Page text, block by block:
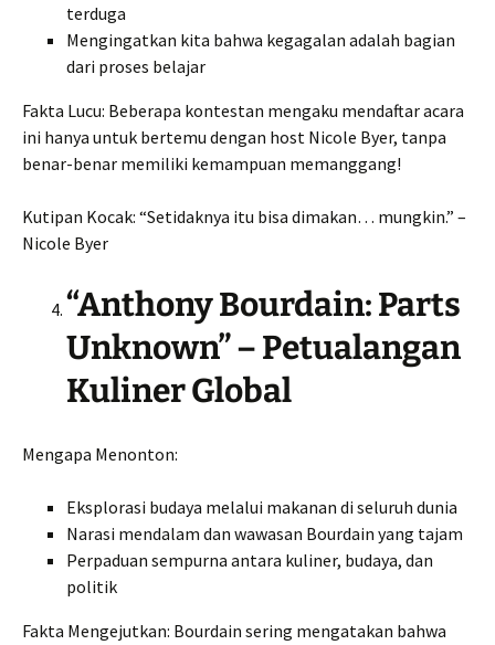
terduga
Mengingatkan kita bahwa kegagalan adalah bagian
dari proses belajar
Fakta Lucu: Beberapa kontestan mengaku mendaftar acara
ini hanya untuk bertemu dengan host Nicole Byer, tanpa
benar-benar memiliki kemampuan memanggang!
Kutipan Kocak: “Setidaknya itu bisa dimakan… mungkin.” –
Nicole Byer
“Anthony Bourdain: Parts
Unknown” – Petualangan
Kuliner Global
Mengapa Menonton:
Eksplorasi budaya melalui makanan di seluruh dunia
Narasi mendalam dan wawasan Bourdain yang tajam
Perpaduan sempurna antara kuliner, budaya, dan
politik
Fakta Mengejutkan: Bourdain sering mengatakan bahwa